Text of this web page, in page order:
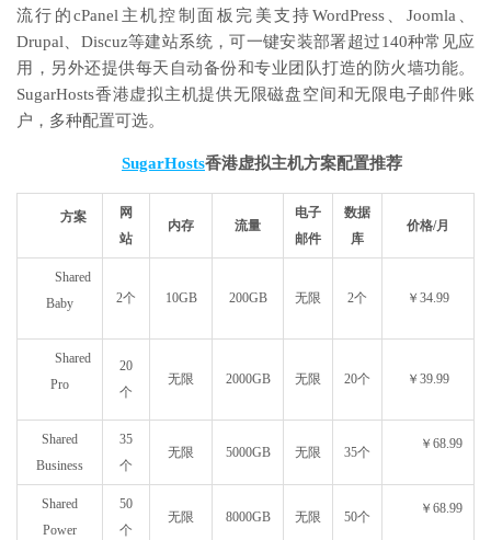
流行的cPanel主机控制面板完美支持WordPress、Joomla、
Drupal、Discuz等建站系统，可一键安装部署超过140种常见应
用，另外还提供每天自动备份和专业团队打造的防火墙功能。
SugarHosts香港虚拟主机提供无限磁盘空间和无限电子邮件账
户，多种配置可选。
SugarHosts香港虚拟主机方案配置推荐
方案
网
站
内存 流量
电子
邮件
数据
库
价格/月
Shared
Baby
2个 10GB 200GB 无限 2个 ￥34.99
Shared
Pro
20
个
无限 2000GB 无限 20个 ￥39.99
Shared
Business
35
个
无限 5000GB 无限 35个
￥68.99
Shared
Power
50
个
无限 8000GB 无限 50个
￥68.99